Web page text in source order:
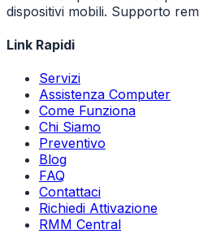
dispositivi mobili. Supporto
Link Rapidi
Servizi
Assistenza Computer
Come Funziona
Chi Siamo
Preventivo
Blog
FAQ
Contattaci
Richiedi Attivazione
RMM Central